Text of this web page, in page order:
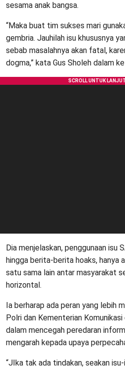
sesama anak bangsa.
“Maka buat tim sukses mari
gembria. Jauhilah isu khususnya
sebab masalahnya akan fatal,
dogma,” kata Gus Sholeh dalam
Dia menjelaskan, penggunaan isu
hingga berita-berita hoaks, hanya
satu sama lain antar masyarakat
horizontal.
Ia berharap ada peran yang lebih
Polri dan Kementerian
dalam mencegah peredaran
mengarah kepada upaya
“JIka tak ada tindakan, seakan